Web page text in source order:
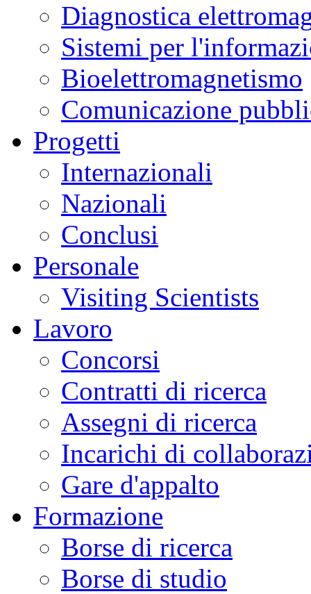
Diagnostica
Sistemi per
Bioelettromagnetismo
Comunicazione
Progetti
Internazionali
Nazionali
Conclusi
Personale
Visiting Scientists
Lavoro
Concorsi
Contratti di ricerca
Assegni di ricerca
Incarichi di
Gare d'appalto
Formazione
Borse di ricerca
Borse di studio